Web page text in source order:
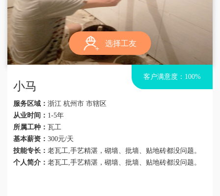
选择工友
客户满意度：100%
小马
服务区域： 浙江 杭州市 市辖区
从业时间： 1-5年
所属工种： 瓦工
基本薪资： 300元/天
技能专长： 老瓦工,手艺精湛，砌墙、批墙、贴地砖都没问题。
个人简介： 老瓦工,手艺精湛，砌墙、批墙、贴地砖都没问题。